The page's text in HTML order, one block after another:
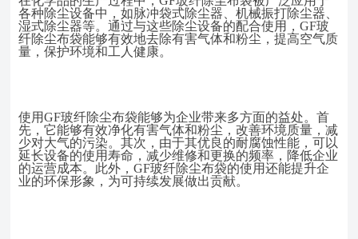
各种除尘设备中，如脉冲袋式除尘器、机械振打除尘器、
湿式除尘器等。通过与这些除尘设备的配合使用，GF玻
纤除尘布袋能够有效地去除有害气体和粉尘，提高空气质
量，保护环境和工人健康。
使用GF玻纤除尘布袋能够为企业带来多方面的益处。首
先，它能够有效净化有害气体和粉尘，改善环境质量，减
少对大气的污染。其次，由于其优良的耐腐蚀性能，可以
延长设备的使用寿命，减少维修和更换的频率，降低企业
的运营成本。此外，GF玻纤除尘布袋的使用还能提升企
业的环保形象，为可持续发展做出贡献。